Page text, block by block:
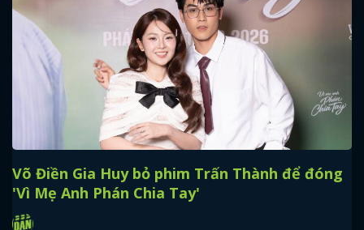
Võ Điền Gia Huy bỏ phim Trấn Thành để đóng
'Vì Mẹ Anh Phán Chia Tay'